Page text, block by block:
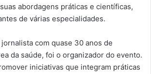
abordagens práticas e científicas,
de várias especialidades.
jornalista com quase 30 anos de
da saúde, foi o organizador do evento.
iniciativas que integram práticas